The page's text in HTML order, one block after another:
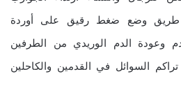
طريق وضع ضغط رقيق على أوردة
وعودة الدم الوريدي من الطرفين
السوائل في القدمين والكاحلين